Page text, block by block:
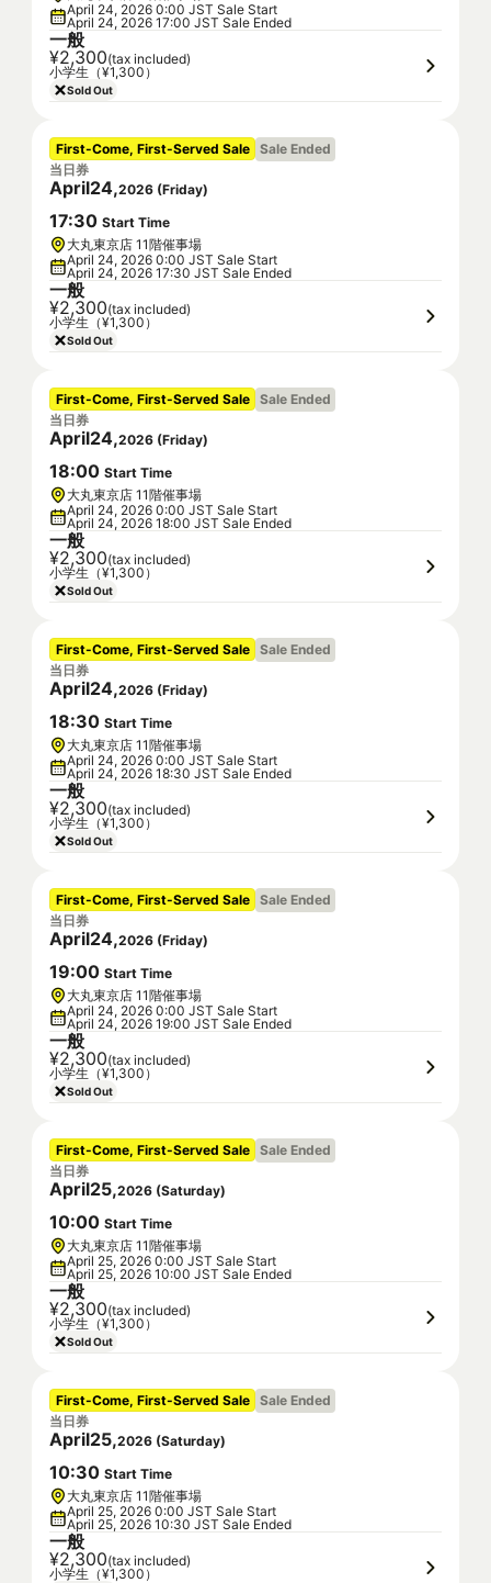
April 24, 2026 0:00 JST Sale Start
April 24, 2026 17:00 JST Sale Ended
一般
¥2,300(tax included)
小学生（¥1,300）
Sold Out
First-Come, First-Served Sale Sale Ended
当日券
April24,2026 (Friday)
17:30 Start Time
大丸東京店 11階催事場
April 24, 2026 0:00 JST Sale Start
April 24, 2026 17:30 JST Sale Ended
一般
¥2,300(tax included)
小学生（¥1,300）
Sold Out
First-Come, First-Served Sale Sale Ended
当日券
April24,2026 (Friday)
18:00 Start Time
大丸東京店 11階催事場
April 24, 2026 0:00 JST Sale Start
April 24, 2026 18:00 JST Sale Ended
一般
¥2,300(tax included)
小学生（¥1,300）
Sold Out
First-Come, First-Served Sale Sale Ended
当日券
April24,2026 (Friday)
18:30 Start Time
大丸東京店 11階催事場
April 24, 2026 0:00 JST Sale Start
April 24, 2026 18:30 JST Sale Ended
一般
¥2,300(tax included)
小学生（¥1,300）
Sold Out
First-Come, First-Served Sale Sale Ended
当日券
April24,2026 (Friday)
19:00 Start Time
大丸東京店 11階催事場
April 24, 2026 0:00 JST Sale Start
April 24, 2026 19:00 JST Sale Ended
一般
¥2,300(tax included)
小学生（¥1,300）
Sold Out
First-Come, First-Served Sale Sale Ended
当日券
April25,2026 (Saturday)
10:00 Start Time
大丸東京店 11階催事場
April 25, 2026 0:00 JST Sale Start
April 25, 2026 10:00 JST Sale Ended
一般
¥2,300(tax included)
小学生（¥1,300）
Sold Out
First-Come, First-Served Sale Sale Ended
当日券
April25,2026 (Saturday)
10:30 Start Time
大丸東京店 11階催事場
April 25, 2026 0:00 JST Sale Start
April 25, 2026 10:30 JST Sale Ended
一般
¥2,300(tax included)
小学生（¥1,300）